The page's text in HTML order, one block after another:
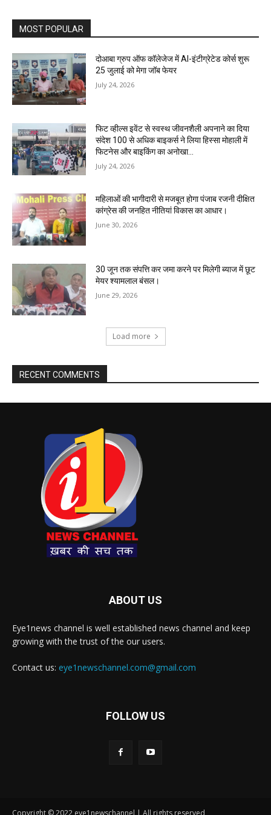
MOST POPULAR
दोआबा ग्रुप ऑफ कॉलेजेज में AI-इंटीग्रेटेड कोर्स शुरू
25 जुलाई को मेगा जॉब फेयर
July 24, 2026
फिट व्हील्स इवेंट से स्वस्थ जीवनशैली अपनाने का दिया
संदेश 100 से अधिक बाइकर्स ने लिया हिस्सा मोहाली में
फिटनेस और बाइकिंग का अनोखा...
July 24, 2026
महिलाओं की भागीदारी से मजबूत होगा पंजाब रजनी दीक्षित
कांग्रेस की जनहित नीतियां विकास का आधार।
June 30, 2026
30 जून तक संपत्ति कर जमा करने पर मिलेगी ब्याज में छूट
मेयर श्यामलाल बंसल।
June 29, 2026
Load more
RECENT COMMENTS
ABOUT US
Eye1news channel is well established news channel and keep
growing with the trust of the our users.
Contact us: eye1newschannel.com@gmail.com
FOLLOW US
Copyright © 2022 eye1newschannel | All rights reserved